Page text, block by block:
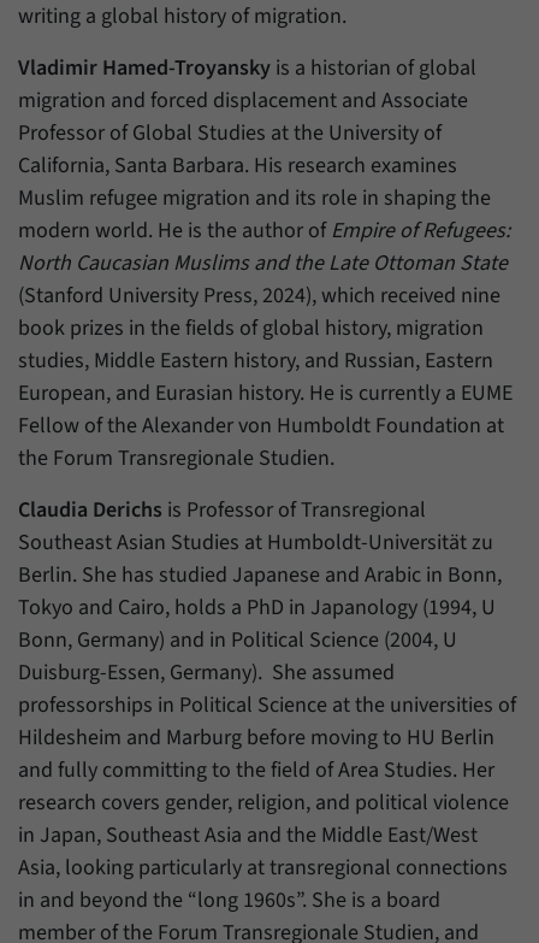
writing a global history of migration.
Vladimir Hamed-Troyansky is a historian of global
migration and forced displacement and Associate
Professor of Global Studies at the University of
California, Santa Barbara. His research examines
Muslim refugee migration and its role in shaping the
modern world. He is the author of Empire of Refugees:
North Caucasian Muslims and the Late Ottoman State
(Stanford University Press, 2024), which received nine
book prizes in the fields of global history, migration
studies, Middle Eastern history, and Russian, Eastern
European, and Eurasian history. He is currently a EUME
Fellow of the Alexander von Humboldt Foundation at
the Forum Transregionale Studien.
Claudia Derichs is Professor of Transregional
Southeast Asian Studies at Humboldt-Universität zu
Berlin. She has studied Japanese and Arabic in Bonn,
Tokyo and Cairo, holds a PhD in Japanology (1994, U
Bonn, Germany) and in Political Science (2004, U
Duisburg-Essen, Germany). She assumed
professorships in Political Science at the universities of
Hildesheim and Marburg before moving to HU Berlin
and fully committing to the field of Area Studies. Her
research covers gender, religion, and political violence
in Japan, Southeast Asia and the Middle East/West
Asia, looking particularly at transregional connections
in and beyond the “long 1960s”. She is a board
member of the Forum Transregionale Studien, and
Laufzeit 6 Monate
Zweck
Mit diesem Cookie können wir speichern, von
welcher Internetseite oder Suchmaschine
Besucher durch eine Verlinkung auf unsere
Internetseite weitergeleitet wurden.
Name _pk_ses
Anbieter Matomo
Laufzeit 30 Minuten
Zweck
Mit diesem Cookie können wir für kurze Zeit
Daten über den aktuellen Aufenthalt von
Besuchern auf unserer Internetseite
speichern.